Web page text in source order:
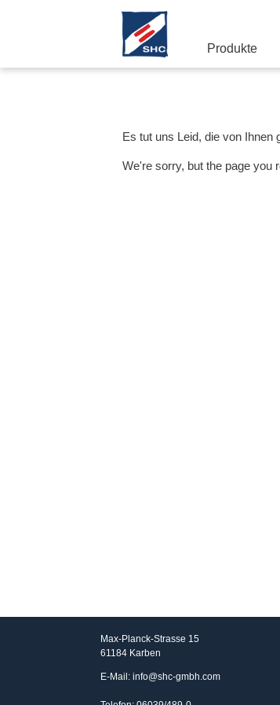
Produkte
Es tut uns Leid, die von Ihnen
We're sorry, but the page you
Max-Planck-Strasse 15
61184 Karben
E-Mail: info@shc-gmbh.com